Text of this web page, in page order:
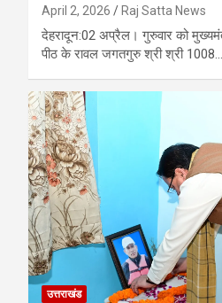
April 2, 2026 Raj Satta News
​देहरादून:02 अप्रैल। गुरुवार को
पीठ के रावल जगतगुरु श्री श्री 1008…
उत्तराखंड